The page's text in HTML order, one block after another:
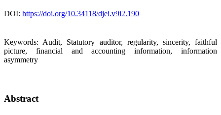
DOI: https://doi.org/10.34118/djei.v9i2.190
Keywords: Audit, Statutory auditor, regularity, sincerity, faithful
picture, financial and accounting information, information
asymmetry
Abstract